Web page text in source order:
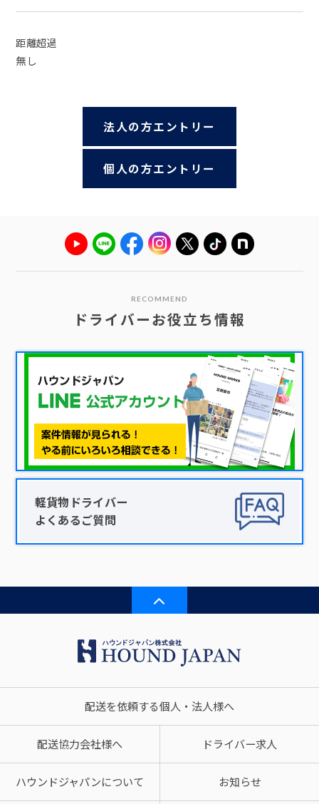
距離超過
無し
法人の方エントリー
個人の方エントリー
RECOMMEND
ドライバーお役立ち情報
軽貨物ドライバー
よくあるご質問
配送を依頼する個人・法人様へ
配送協力会社様へ ドライバー求人
ハウンドジャパンについて お知らせ